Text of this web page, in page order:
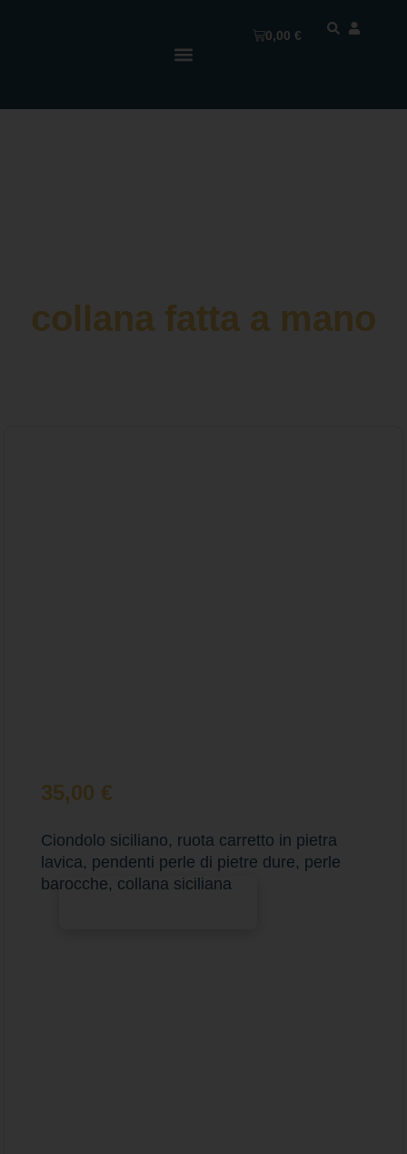
0,00€
collana fatta a mano
35,00 €
Ciondolo siciliano, ruota carretto in pietra
lavica, pendenti perle di pietre dure, perle
barocche, collana siciliana